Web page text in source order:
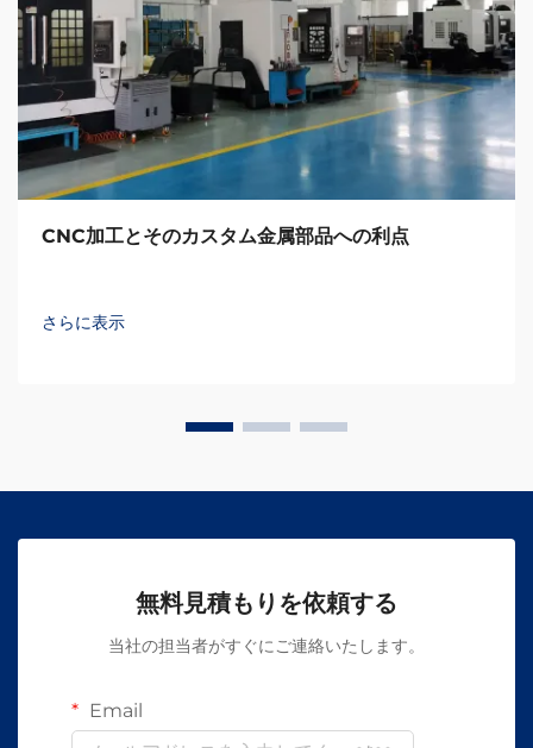
CNC加工とそのカスタム金属部品への利点
さらに表示
無料見積もりを依頼する
当社の担当者がすぐにご連絡いたします。
Email